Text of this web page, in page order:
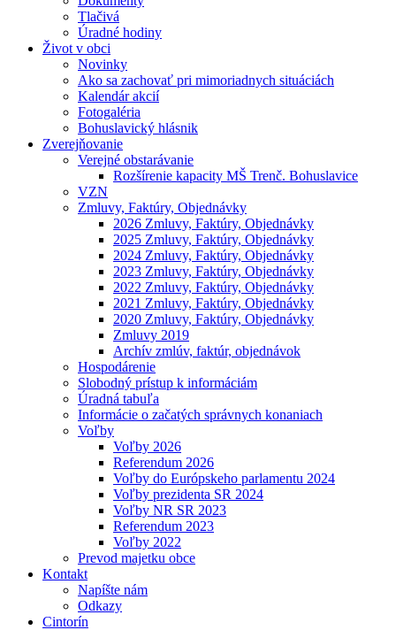
Tlačivá
Úradné hodiny
Život v obci
Novinky
Ako sa zachovať pri mimoriadnych situáciách
Kalendár akcií
Fotogaléria
Bohuslavický hlásnik
Zverejňovanie
Verejné obstarávanie
Rozšírenie kapacity MŠ Trenč. Bohuslavice
VZN
Zmluvy, Faktúry, Objednávky
2026 Zmluvy, Faktúry, Objednávky
2025 Zmluvy, Faktúry, Objednávky
2024 Zmluvy, Faktúry, Objednávky
2023 Zmluvy, Faktúry, Objednávky
2022 Zmluvy, Faktúry, Objednávky
2021 Zmluvy, Faktúry, Objednávky
2020 Zmluvy, Faktúry, Objednávky
Zmluvy 2019
Archív zmlúv, faktúr, objednávok
Hospodárenie
Slobodný prístup k informáciám
Úradná tabuľa
Informácie o začatých správnych konaniach
Voľby
Voľby 2026
Referendum 2026
Voľby do Európskeho parlamentu 2024
Voľby prezidenta SR 2024
Voľby NR SR 2023
Referendum 2023
Voľby 2022
Prevod majetku obce
Kontakt
Napíšte nám
Odkazy
Cintorín